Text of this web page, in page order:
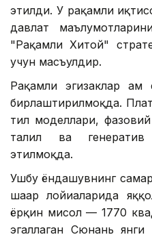
этилди. У рақамли
давлат
"Рақамли Хитой"
учун масъулдир.
Рақамли эгизаклар
бирлаштирилмоқда.
тил моделлари,
таҳлил ва
этилмоқда.
Ушбу ёндашувнинг
шаҳар лойиҳаларида
ёрқин мисол — 1770
эгаллаган Сюнань